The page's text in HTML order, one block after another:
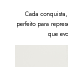
Cada
perfeito para
que